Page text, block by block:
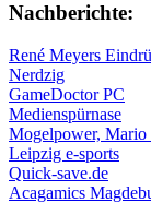
Nachberichte:
René Meyers
Nerdzig
GameDoctor PC
Medienspürnase
Mogelpower,
Leipzig e-sports
Quick-save.de
Acagamics